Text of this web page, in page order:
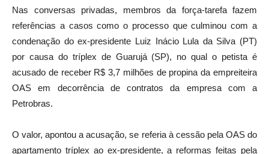
Nas conversas privadas, membros da força-tarefa fazem
referências a casos como o processo que culminou com a
condenação do ex-presidente Luiz Inácio Lula da Silva (PT)
por causa do tríplex de Guarujá (SP), no qual o petista é
acusado de receber R$ 3,7 milhões de propina da empreiteira
OAS em decorrência de contratos da empresa com a
Petrobras.
O valor, apontou a acusação, se referia à cessão pela OAS do
apartamento tríplex ao ex-presidente, a reformas feitas pela